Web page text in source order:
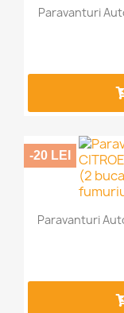
Paravanturi
Paravanturi
-20 LEI